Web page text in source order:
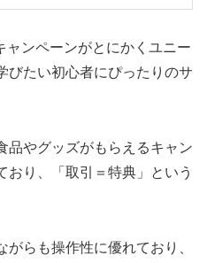
ャンペーンがとにかくユニー
びたい初心者にぴったりのサ
品やグッズがもらえるキャン
おり、「取引＝特典」という
らも操作性に優れており、